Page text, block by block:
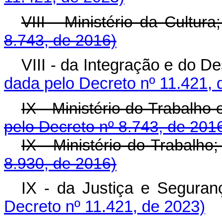
VIII - Ministério da
8.743, de 2016)
VIII - da Integração e do
dada pelo Decreto nº 11.421,
IX - Ministério do Trabalho
pelo Decreto nº 8.743, de
IX - Ministério do
8.930, de 2016)
IX - da Justiça e
Decreto nº 11.421, de 2023)